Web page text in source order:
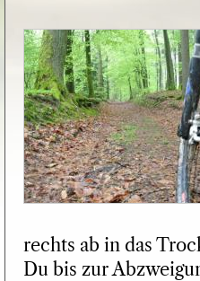
rechts ab in das
Du bis zur